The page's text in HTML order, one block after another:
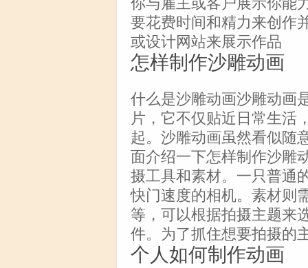
要花费时间和精力来创作
或设计网站来展示作品
怎样制作沙雕动画
什么是沙雕动画沙雕动画
片，它不仅贴近日常生活
起。沙雕动画虽然看似随
面介绍一下怎样制作沙雕
摄工具和素材。一只普通
快门速度的相机。素材则
等，可以根据拍摄主题来
件。为了抓住想要拍摄的
个人如何制作动画